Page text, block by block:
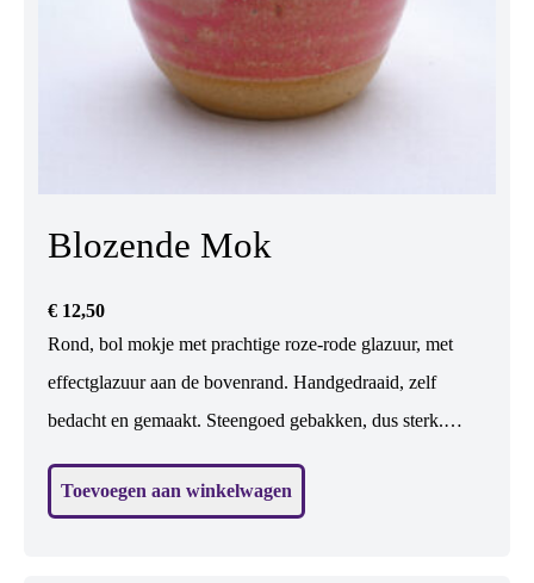
Blozende Mok
€ 12,50
Rond, bol mokje met prachtige roze-rode glazuur, met
effectglazuur aan de bovenrand. Handgedraaid, zelf
bedacht en gemaakt. Steengoed gebakken, dus sterk.
Geschikt voor koffie en thee, maar ook leuk voor wijn,
Toevoegen aan winkelwagen